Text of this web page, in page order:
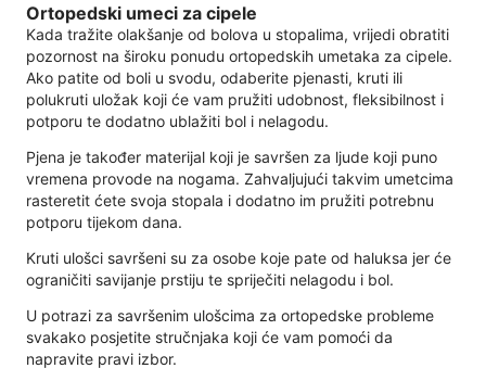
Ortopedski umeci za cipele
Kada tražite olakšanje od bolova u stopalima, vrijedi obratiti
pozornost na široku ponudu ortopedskih umetaka za cipele.
Ako patite od boli u svodu, odaberite pjenasti, kruti ili
polukruti uložak koji će vam pružiti udobnost, fleksibilnost i
potporu te dodatno ublažiti bol i nelagodu.
Pjena je također materijal koji je savršen za ljude koji puno
vremena provode na nogama. Zahvaljujući takvim umetcima
rasteretit ćete svoja stopala i dodatno im pružiti potrebnu
potporu tijekom dana.
Kruti ulošci savršeni su za osobe koje pate od haluksa jer će
ograničiti savijanje prstiju te spriječiti nelagodu i bol.
U potrazi za savršenim ulošcima za ortopedske probleme
svakako posjetite stručnjaka koji će vam pomoći da
napravite pravi izbor.